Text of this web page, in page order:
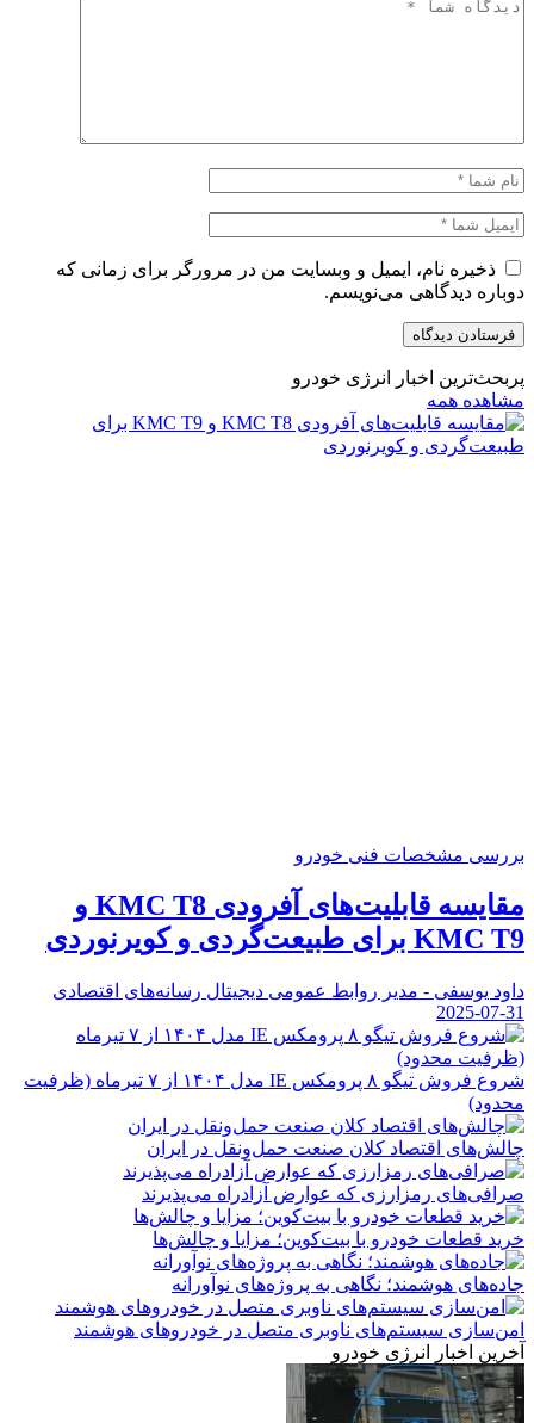
ذخیره نام، ایمیل و وبسایت من در مرورگر برای زمانی که
دوباره دیدگاهی می‌نویسم.
پربحث‌ترین اخبار انرژی خودرو
مشاهده همه
بررسی مشخصات فنی خودرو
مقایسه قابلیت‌های آفرودی KMC T8 و
KMC T9 برای طبیعت‌گردی و کویرنوردی
داود یوسفی - مدیر روابط عمومی دیجیتال رسانه‌های اقتصادی
2025-07-31
شروع فروش تیگو ۸ پرومکس IE مدل ۱۴۰۴ از ۷ تیرماه (ظرفیت
محدود)
چالش‌های اقتصاد کلان صنعت حمل‌ونقل در ایران
صرافی‌های رمزارزی که عوارض آزادراه می‌پذیرند
خرید قطعات خودرو با بیت‌کوین؛ مزایا و چالش‌ها
جاده‌های هوشمند؛ نگاهی به پروژه‌های نوآورانه
امن‌سازی سیستم‌های ناوبری متصل در خودروهای هوشمند
آخرین اخبار انرژی خودرو